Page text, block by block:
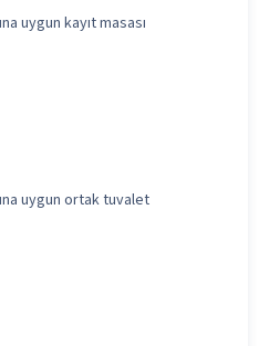
uygun kayıt masası
uygun ortak tuvalet